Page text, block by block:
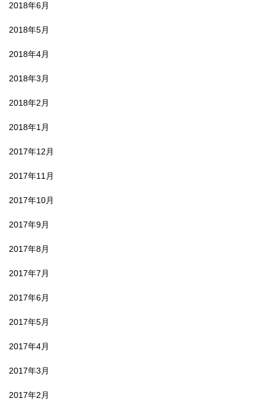
2018年6月
2018年5月
2018年4月
2018年3月
2018年2月
2018年1月
2017年12月
2017年11月
2017年10月
2017年9月
2017年8月
2017年7月
2017年6月
2017年5月
2017年4月
2017年3月
2017年2月